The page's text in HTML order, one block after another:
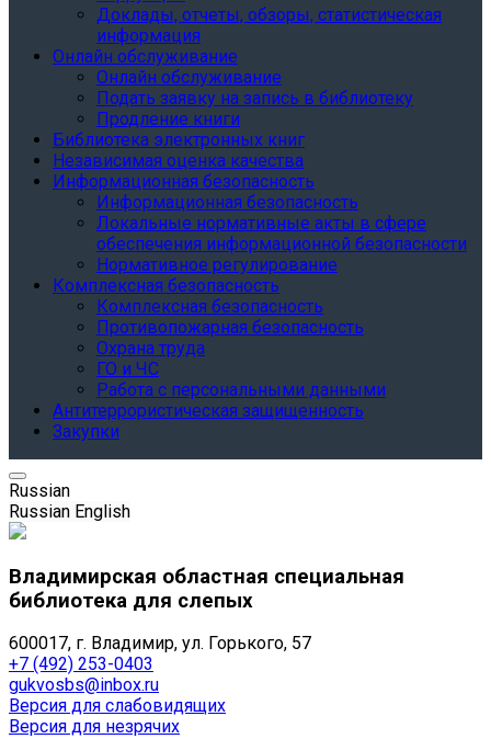
Доклады, отчеты, обзоры, статистическая
информация
Онлайн обслуживание
Онлайн обслуживание
Подать заявку на запись в библиотеку
Продление книги
Библиотека электронных книг
Независимая оценка качества
Информационная безопасность
Информационная безопасность
Локальные нормативные акты в сфере
обеспечения информационной безопасности
Нормативное регулирование
Комплексная безопасность
Комплексная безопасность
Противопожарная безопасность
Охрана труда
ГО и ЧС
Работа с персональными данными
Антитеррористическая защищенность
Закупки
Russian
Russian English
Владимирская областная специальная
библиотека для слепых
600017, г. Владимир, ул. Горького, 57
+7 (492) 253-0403
gukvosbs@inbox.ru
Версия для слабовидящих
Версия для незрячих